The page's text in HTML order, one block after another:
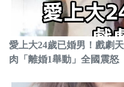
愛上大24歲已婚男！戲劇
肉「離婚1舉動」全國震怒